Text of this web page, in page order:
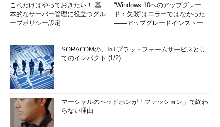
これだけはやっておきたい！ 基
本的なサーバー管理に役立つグル
ープポリシー設定
“Windows 10へのアップグレー
ド：失敗”はエラーではなかった
――アップグレードインストール
SORACOMの、IoTプラットフォームサービスとし
てのインパクト (1/2)
マーシャルのヘッドホンが「ファッション」で終わ
らない理由